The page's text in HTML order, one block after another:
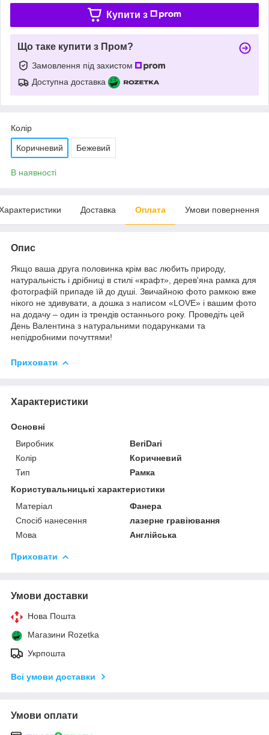
Купити з
Що таке купити з Пром?
Замовлення під захистом
Доступна доставка
Колір
Коричневий Бежевий
В наявності
Доставка Оплата Умови повернення
Опис
Якщо ваша друга половинка крім вас любить природу,
натуральність і дрібниці в стилі «крафт», дерев'яна рамка для
фотографій припаде їй до душі. Звичайною фото рамкою вже
нікого не здивувати, а дошка з написом «LOVE» і вашим фото
на додачу – один із трендів останнього року. Проведіть цей
День Валентина з натуральними подарунками та
непідробними почуттями!
Приховати
Характеристики
Основні
Виробник
BeriDari
Колір
Коричневий
Тип
Рамка
Користувальницькі характеристики
Матеріал
Фанера
Спосіб нанесення
лазерне гравіювання
Мова
Англійська
Приховати
Умови доставки
Нова Пошта
Магазини Rozetka
Укрпошта
Всі умови доставки
Умови оплати